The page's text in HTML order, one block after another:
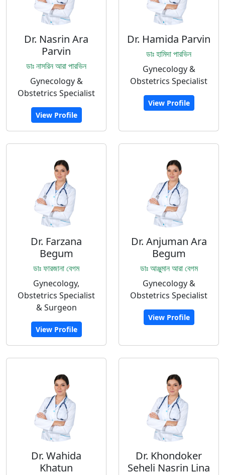
Dr. Nasrin Ara
Parvin
ডাঃ নাসরিন আরা পারভিন
Gynecology &
Obstetrics Specialist
View Profile
Dr. Hamida Parvin
ডাঃ হামিদা পারভিন
Gynecology &
Obstetrics Specialist
View Profile
Dr. Farzana
Begum
ডাঃ ফারজানা বেগম
Gynecology,
Obstetrics Specialist
& Surgeon
View Profile
Dr. Anjuman Ara
Begum
ডাঃ আঞ্জুমান আরা বেগম
Gynecology &
Obstetrics Specialist
View Profile
Dr. Wahida
Khatun
Dr. Khondoker
Seheli Nasrin Lina